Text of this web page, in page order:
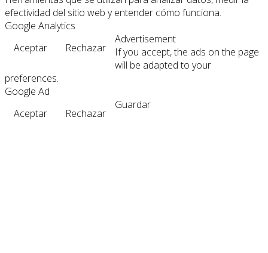
efectividad del sitio web y entender cómo funciona.
Google Analytics
Aceptar
Rechazar
Advertisement
If you accept, the ads on the page
will be adapted to your
preferences.
Google Ad
Aceptar
Rechazar
Guardar